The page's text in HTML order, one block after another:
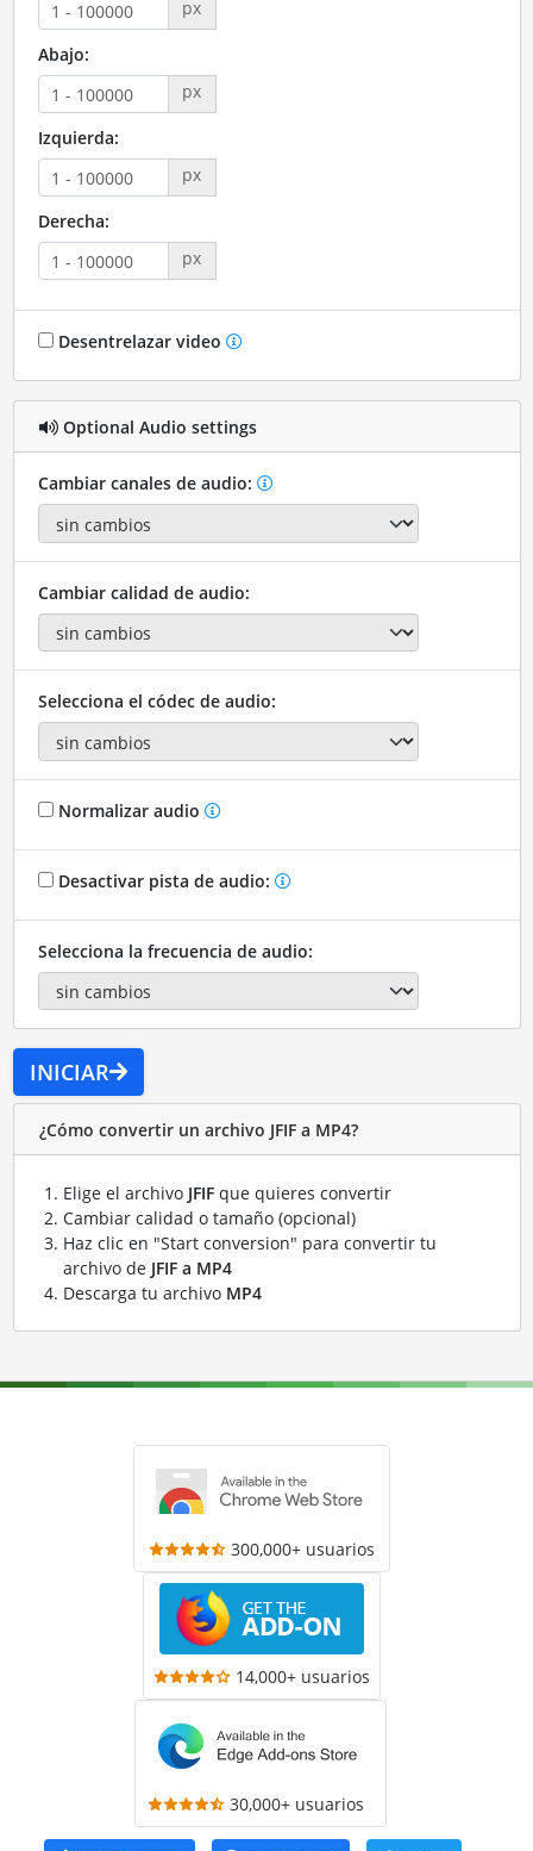
px
Abajo:
px
Izquierda:
px
Derecha:
px
Desentrelazar video
Optional Audio settings
Cambiar canales de audio:
Cambiar calidad de audio:
Selecciona el códec de audio:
Normalizar audio
Desactivar pista de audio:
Selecciona la frecuencia de audio:
INICIAR
¿Cómo convertir un archivo JFIF a MP4?
Elige el archivo JFIFque quieres convertir
Cambiar calidad o tamaño (opcional)
Haz clic en "Start conversion" para convertir tu
archivo de JFIF a MP4
Descarga tu archivo MP4
300,000+ usuarios
14,000+ usuarios
30,000+ usuarios